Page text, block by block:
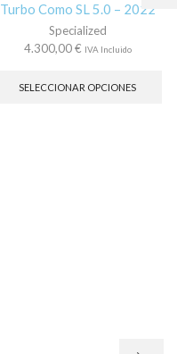
Turbo Como SL 5.0 – 2022
Specialized
4.300,00€ IVA Incluido
SELECCIONAR OPCIONES